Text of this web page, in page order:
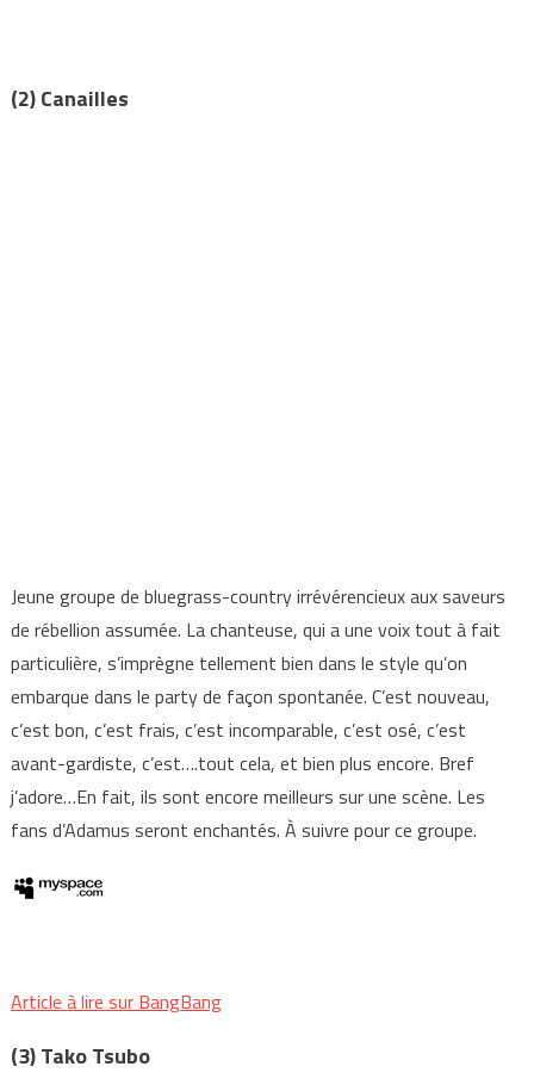
(2) Canailles
Jeune groupe de bluegrass-country irrévérencieux aux saveurs
de rébellion assumée. La chanteuse, qui a une voix tout à fait
particulière, s’imprègne tellement bien dans le style qu’on
embarque dans le party de façon spontanée. C’est nouveau,
c’est bon, c’est frais, c’est incomparable, c’est osé, c’est
avant-gardiste, c’est….tout cela, et bien plus encore. Bref
j’adore…En fait, ils sont encore meilleurs sur une scène. Les
fans d’Adamus seront enchantés. À suivre pour ce groupe.
Article à lire sur BangBang
(3) Tako Tsubo